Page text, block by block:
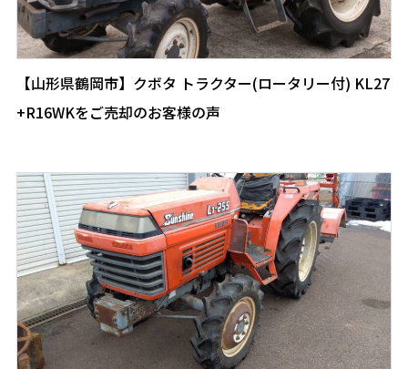
【山形県鶴岡市】クボタ トラクター(ロータリー付) KL27
+R16WKをご売却のお客様の声